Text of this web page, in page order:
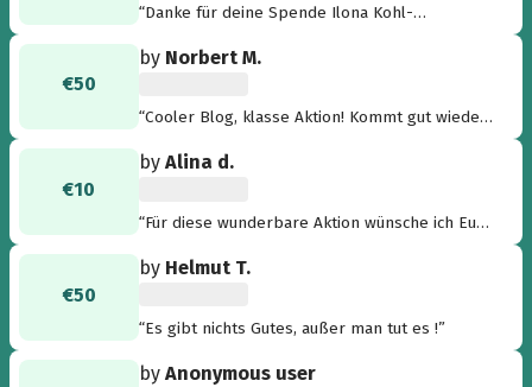
“Danke für deine Spende Ilona Kohl-
€50
by Norbert M.
“Cooler Blog, klasse Aktion! Kommt gut wieder
€10
byAlina d.
“Für diese wunderbare Aktion wünsche ich Euch
gesund zurück kommen. Für Euer Spendenziel
€50
by Helmut T.
“Es gibt nichts Gutes, außer man tut es !”
byAnonymous user